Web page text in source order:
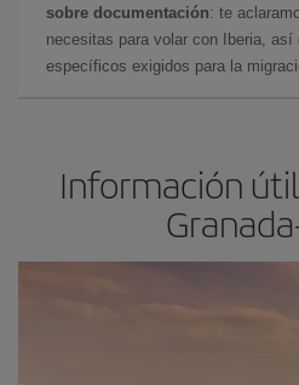
sobre documentación: te
necesitas para volar con Iberia, así
específicos exigidos para la
Información